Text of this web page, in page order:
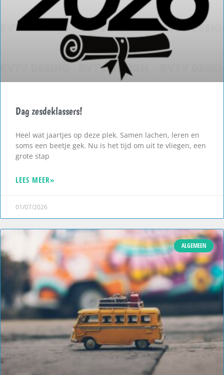
Dag zesdeklassers!
Heel wat jaartjes op deze plek. Samen lachen, leren en
soms een beetje gek. Nu is het tijd om uit te vliegen, een
grote stap
LEES MEER»
01/07/2026
ALGEMEEN